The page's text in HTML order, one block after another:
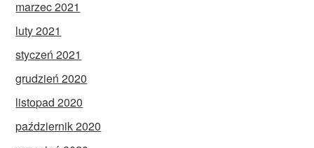
marzec 2021
luty 2021
styczeń 2021
grudzień 2020
listopad 2020
październik 2020